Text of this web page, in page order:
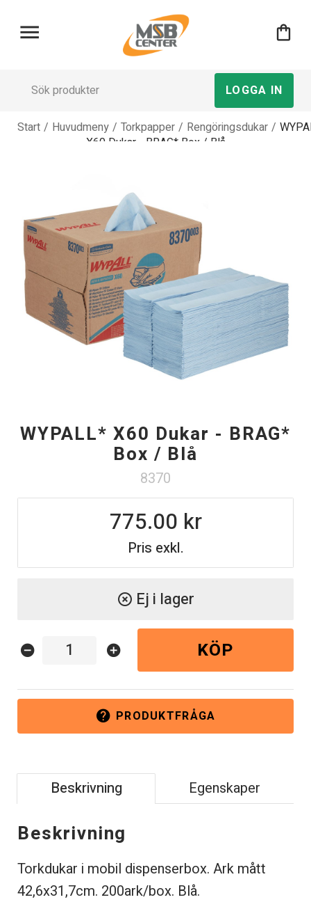
menu shopping_bag
LOGGA IN
Start / Huvudmeny / Torkpapper / Rengöringsdukar /
X60 Dukar - BRAG* Box / Blå
WYPALL* X60 Dukar - BRAG*
Box / Blå
8370
Pris exkl.
775.00
highlight_off Ej i lager
help PRODUKTFRÅGA
remove_circle add_circle KÖP
Beskrivning Egenskaper
Beskrivning
Torkdukar i mobil dispenserbox. Ark mått
42,6x31,7cm. 200ark/box. Blå.